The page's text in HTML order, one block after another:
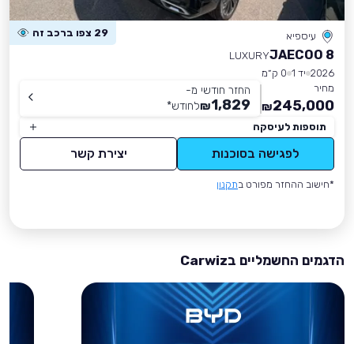
עיספיא 29 צפו ברכב זה
JAECOO 8
LUXURY
2026 יד 1
0 ק״מ
מחיר
245,000
₪
החזר חודשי מ-
1,829
₪לחודש*
תוספות לעיסקה
לפגישה בסוכנות יצירת קשר
*חישוב ההחזר מפורט בתקנון
הדגמים החשמליים בCarwiz